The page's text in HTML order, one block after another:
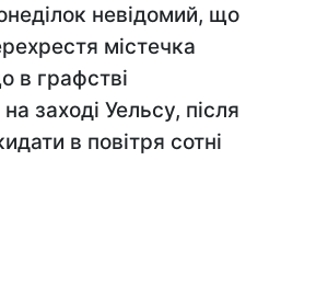
невідомий, що
містечка
в графстві
заході Уельсу, після
в повітря сотні